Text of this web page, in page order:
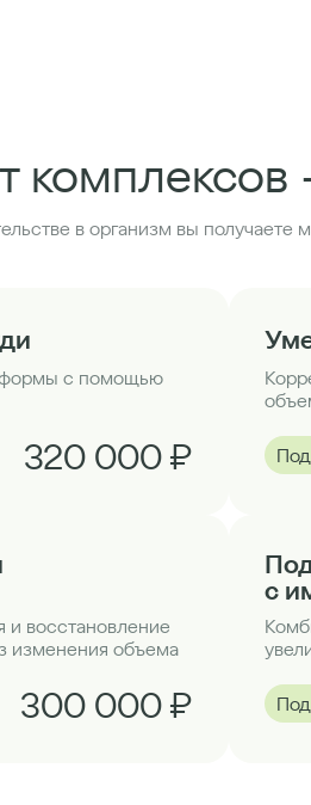
в организм вы получаете
формы с помощью
320 000 ₽
и восстановление
изменения объема
300 000 ₽
с